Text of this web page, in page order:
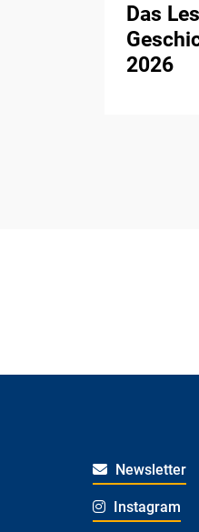
Das
2026
Newsletter
Instagram